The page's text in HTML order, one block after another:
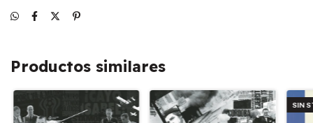
Productos similares
SIN